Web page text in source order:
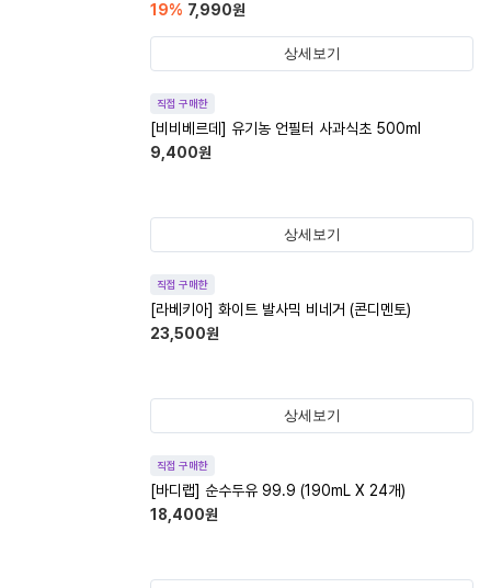
19% 7,990원
상세보기
직접 구매한
[비비베르데] 유기농 언필터 사과식초 500ml
9,400원
상세보기
직접 구매한
[라베키아] 화이트 발사믹 비네거 (콘디멘토)
23,500원
상세보기
직접 구매한
[바디랩] 순수두유 99.9 (190mL X 24개)
18,400원